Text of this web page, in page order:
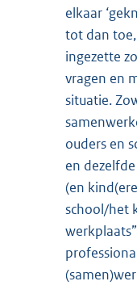
elkaar
tot dan
ingezette
vragen en
situatie.
ouders en
en
(en
school/het